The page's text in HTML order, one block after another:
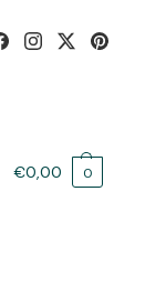
€0,00 0